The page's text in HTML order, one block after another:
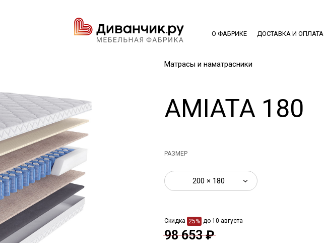
О ФАБРИКЕ ДОСТАВКА И ОПЛАТА
Матрасы и наматрасники
AMIATA 180
РАЗМЕР
200 × 180
Скидка 25% до 10 августа
98 653 ₽